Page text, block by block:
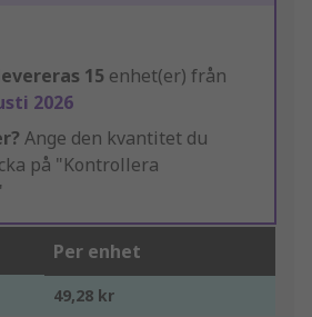
15 enhet(er) från
2026
Ange den kvantitet du
på "Kontrollera
Per enhet
49,28 kr